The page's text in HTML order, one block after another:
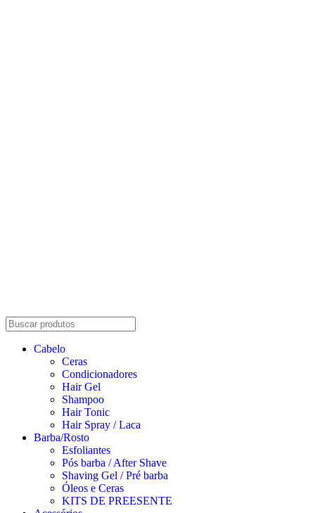
Cabelo
Ceras
Condicionadores
Hair Gel
Shampoo
Hair Tonic
Hair Spray / Laca
Barba/Rosto
Esfoliantes
Pós barba / After Shave
Shaving Gel / Pré barba
Óleos e Ceras
KITS DE PREESENTE